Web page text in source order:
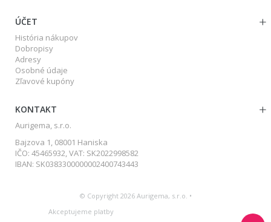
ÚČET
História nákupov
Dobropisy
Adresy
Osobné údaje
Zľavové kupóny
KONTAKT
Aurigema, s.r.o.
Bajzova 1, 08001 Haniska
IČO: 45465932, VAT: SK2022998582
IBAN: SK0383300000002400743443
© Copyright 2026 Aurigema, s.r.o. •
Akceptujeme platby